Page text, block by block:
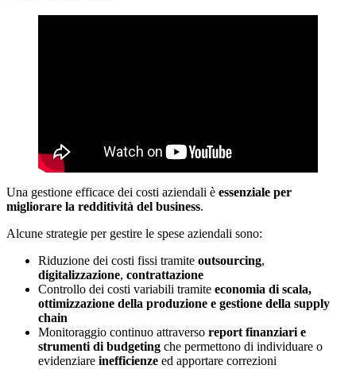
Una gestione efficace dei costi aziendali è essenziale per
migliorare la redditività del business.
Alcune strategie per gestire le spese aziendali sono:
Riduzione dei costi fissi tramite outsourcing,
digitalizzazione, contrattazione
Controllo dei costi variabili tramite economia di scala,
ottimizzazione della produzione e gestione della supply
chain
Monitoraggio continuo attraverso report finanziari e
strumenti di budgeting che permettono di individuare o
evidenziare inefficienze ed apportare correzioni